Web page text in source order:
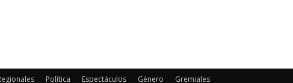
Política Espectáculos Género Gremiales